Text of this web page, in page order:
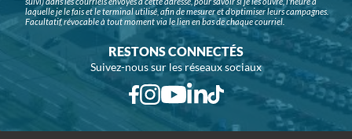
laquelle je le fais et le terminal utilisé, afin de mesurer et d'optimiser leurs campagnes.
Facultatif, révocable à tout moment via le lien en bas de chaque courriel.
RESTONS CONNECTÉS
Suivez-nous sur les réseaux sociaux